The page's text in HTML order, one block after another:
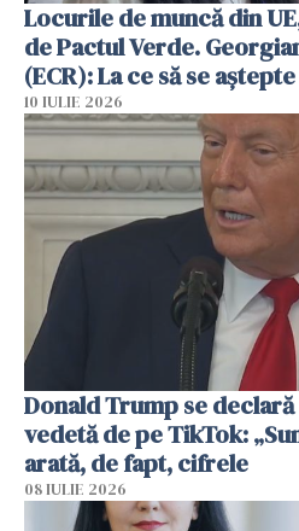
Locurile de muncă din
de Pactul Verde.
(ECR): La ce să se
10 IULIE 2026
Donald Trump se
vedetă de pe TikTok:
arată, de fapt, cifrele
08 IULIE 2026